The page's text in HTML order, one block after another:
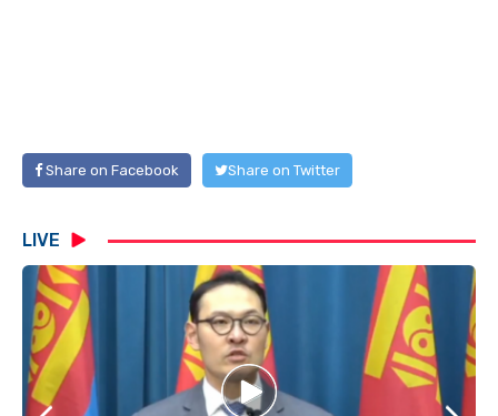
Share on Facebook Share on Twitter
LIVE